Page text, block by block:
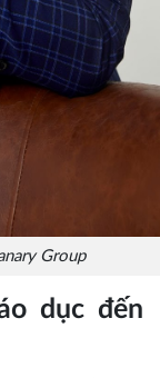
Group
dục đến